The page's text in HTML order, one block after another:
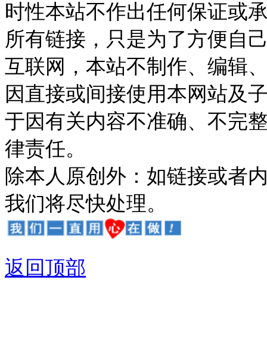
时性本站不作出任何保证或
所有链接，只是为了方便自
互联网，本站不制作、编辑
因直接或间接使用本网站及
于因有关内容不准确、不完
律责任。
除本人原创外：如链接或者
我们将尽快处理。
返回顶部